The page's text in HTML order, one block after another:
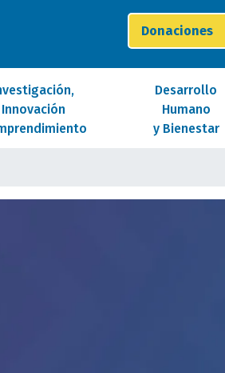
Donaciones
Innovación
Desarrollo
Humano
y Bienestar